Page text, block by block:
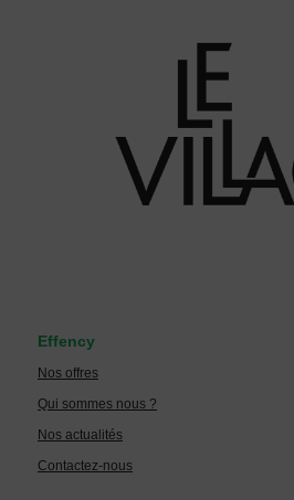
Effency
Nos offres
Qui sommes nous ?
Nos actualités
Contactez-nous